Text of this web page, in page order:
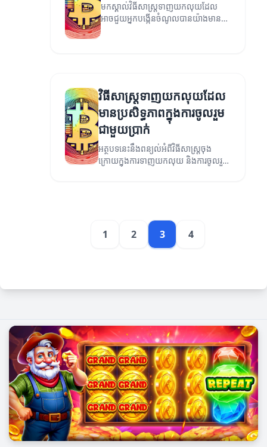
មកស្គាល់វិធីសាស្ត្រទាញយកលុយដែល
អាចជួយអ្នកបង្កើនចំណូលបានយ៉ាងមាន
វិធីសាស្ត្រទាញយកលុយដែល
មានប្រសិទ្ធភាពក្នុងការចូលរួម
ជាមួយប្រាក់
អត្ថបទនេះនឹងពន្យល់អំពីវិធីសាស្ត្រចុង
ក្រោយក្នុងការទាញយកលុយ និងការចូលរួម
1 2 3 4